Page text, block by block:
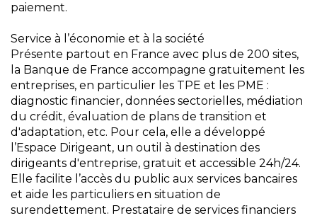
paiement.
Service à l’économie et à la société
Présente partout en France avec plus de 200 sites,
la Banque de France accompagne gratuitement les
entreprises, en particulier les TPE et les PME :
diagnostic financier, données sectorielles, médiation
du crédit, évaluation de plans de transition et
d'adaptation, etc. Pour cela, elle a développé
l’Espace Dirigeant, un outil à destination des
dirigeants d'entreprise, gratuit et accessible 24h/24.
Elle facilite l’accès du public aux services bancaires
et aide les particuliers en situation de
surendettement. Prestataire de services financiers